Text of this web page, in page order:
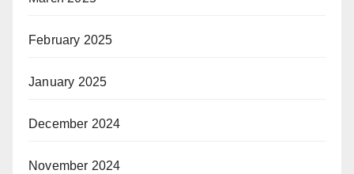
February 2025
January 2025
December 2024
November 2024